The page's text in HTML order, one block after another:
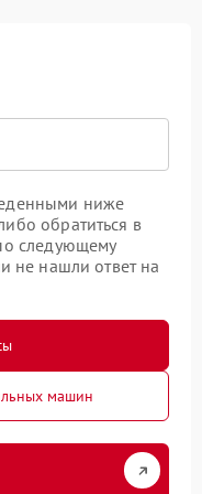
ниже
обратиться в
следующему
не нашли ответ на
машин